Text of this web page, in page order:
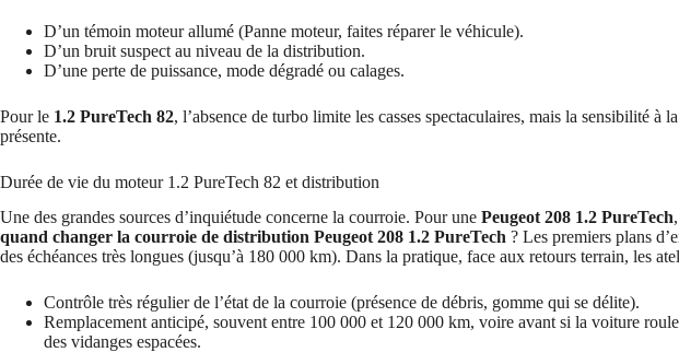
D’un témoin moteur allumé (Panne moteur, faites réparer le véhicule).
D’un bruit suspect au niveau de la distribution.
D’une perte de puissance, mode dégradé ou calages.
Pour le 1.2 PureTech 82, l’absence de turbo limite les casses spectaculaires, mais la sensibilité à
présente.
Durée de vie du moteur 1.2 PureTech 82 et distribution
Une des grandes sources d’inquiétude concerne la courroie. Pour une Peugeot 208 1.2 PureTech
quand changer la courroie de distribution Peugeot 208 1.2 PureTech ? Les premiers plans
des échéances très longues (jusqu’à 180 000 km). Dans la pratique, face aux retours terrain, les
Contrôle très régulier de l’état de la courroie (présence de débris, gomme qui se délite).
Remplacement anticipé, souvent entre 100 000 et 120 000 km, voire avant si la voiture
des vidanges espacées.